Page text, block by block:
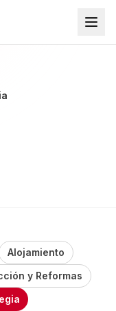
Alojamiento
y Reformas